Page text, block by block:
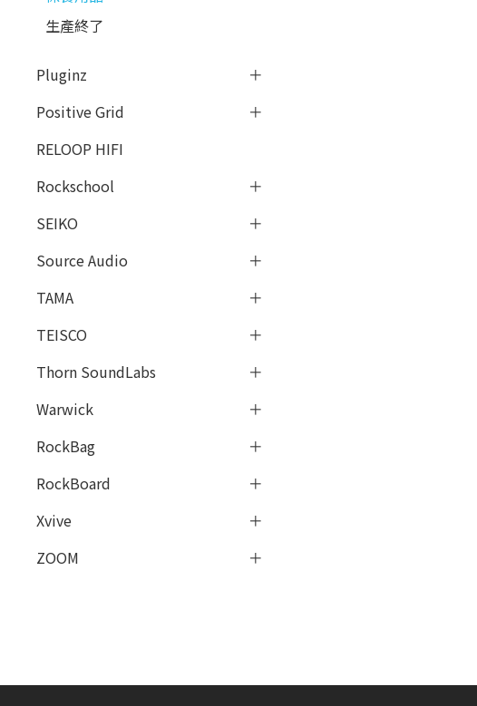
生產終了
Pluginz
Positive Grid
RELOOP HIFI
Rockschool
SEIKO
Source Audio
TAMA
TEISCO
Thorn SoundLabs
Warwick
RockBag
RockBoard
Xvive
ZOOM